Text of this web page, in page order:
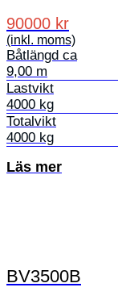
90000 kr
(inkl. moms)
Båtlängd ca
9,00 m
Lastvikt
4000 kg
Totalvikt
4000 kg
Läs mer
BV3500B